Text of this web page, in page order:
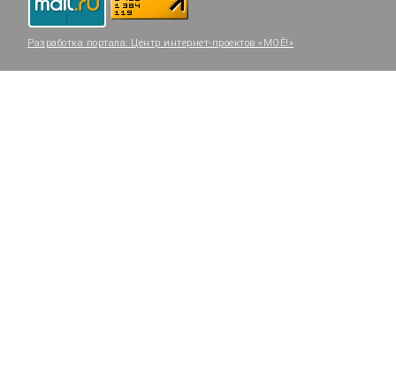
Разработка портала: Центр интернет-проектов «МОЁ!»